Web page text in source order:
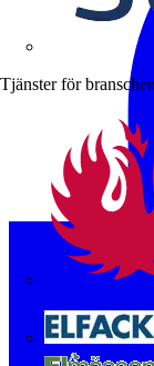
Tjänster för branschen